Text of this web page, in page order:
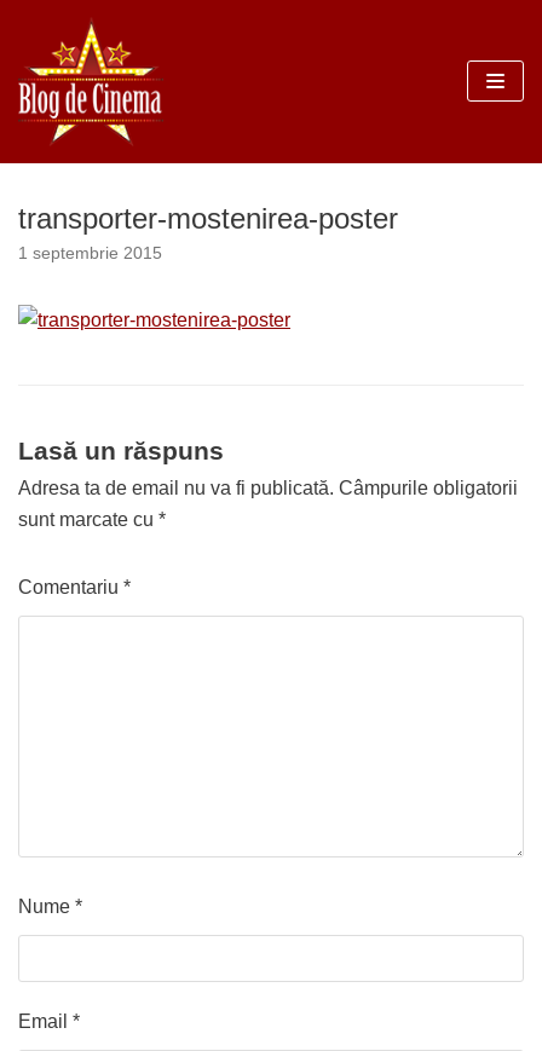
Sari
la
conținut
transporter-mostenirea-poster
1 septembrie 2015
Lasă un răspuns
Adresa ta de email nu va fi publicată. Câmpurile obligatorii
sunt marcate cu *
Comentariu *
Nume *
Email *